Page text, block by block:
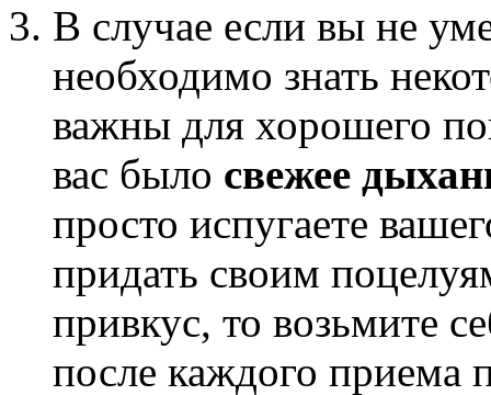
В случае если вы не
необходимо знать
важны для хорошего
вас было свежее
просто испугаете
придать своим
привкус, то возьмите
после каждого приема